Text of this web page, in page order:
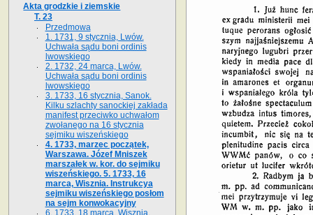
Akta grodzkie i ziemskie
T. 23
Przedmowa
1. 1731, 9 stycznia, Lwów.
Uchwała sądu boni ordinis
lwowskiego
2. 1732, 24 marca, Lwów.
Uchwała sądu boni ordinis
lwowskiego
3. 1733, 16 stycznia, Sanok.
Kilku szlachty sanockiej zakłada
manifest przeciwko uchwałom
zwołanego na 16 stycz­nia
sejmiku wiszeńskiego
4. 1733, marzec początek,
Warszawa. Józef Mniszek
marszałek w. kor. do sejmiku
wiszeńskiego. 5. 1733, 16
marca, Wisznia. Instrukcya
sejmiku wiszeńskiego posłom
na sejm konwokacyjny
6. 1733, 18 marca, Wisznia.